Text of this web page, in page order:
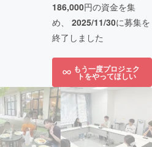
186,000円の資金を集
め、 2025/11/30に募集を
終了しました
もう一度プロジェク
トをやってほしい